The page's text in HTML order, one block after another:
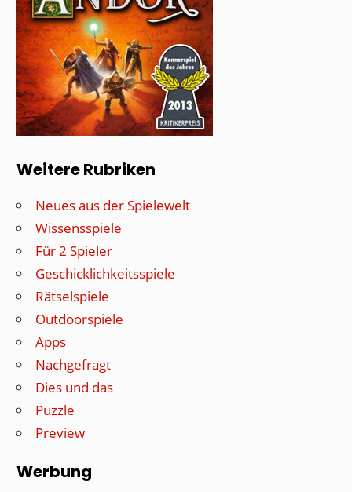
Weitere Rubriken
Neues aus der Spielewelt
Wissensspiele
Für 2 Spieler
Geschicklichkeitsspiele
Rätselspiele
Outdoorspiele
Apps
Nachgefragt
Dies und das
Puzzle
Preview
Werbung